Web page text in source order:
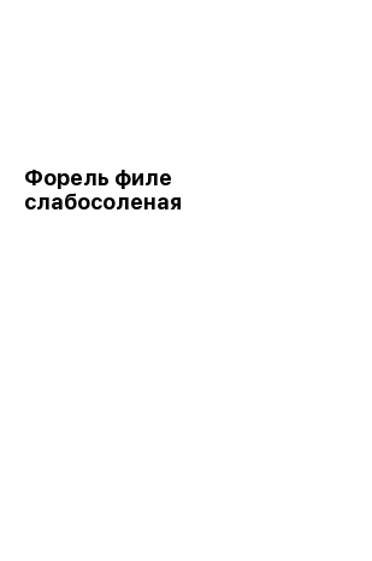
Форель филе
слабосоленая